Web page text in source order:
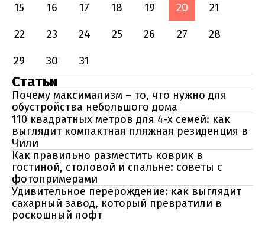
15
16 17 18 19 20
21
22
23 24 25 26 27
28
29
30 31
Статьи
Почему максимализм – то, что нужно для
обустройства небольшого дома
110 квадратных метров для 4-х семей: как
выглядит компактная пляжная резиденция в
Чили
Как правильно разместить коврик в
гостиной, столовой и спальне: советы с
фотопримерами
Удивительное перерождение: как выглядит
сахарный завод, который превратили в
роскошный лофт